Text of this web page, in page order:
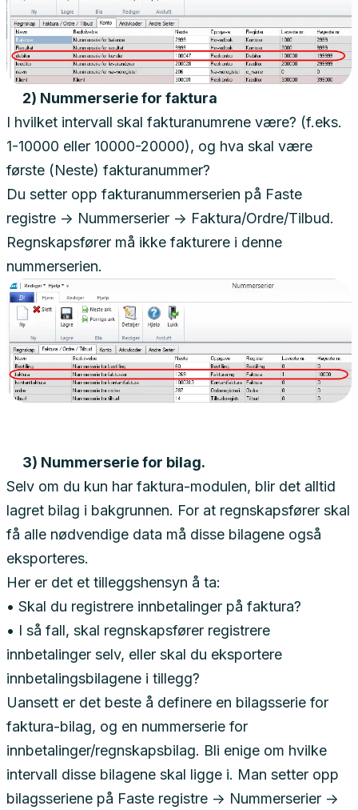
2) Nummerserie for faktura
I hvilket intervall skal fakturanumrene være? (f.eks.
1-10000 eller 10000-20000), og hva skal være
første (Neste) fakturanummer?
Du setter opp fakturanummerserien på Faste
registre -> Nummerserier -> Faktura/Ordre/Tilbud.
Regnskapsfører må ikke fakturere i denne
nummerserien.
3) Nummerserie for bilag.
Selv om du kun har faktura-modulen, blir det alltid
lagret bilag i bakgrunnen. For at regnskapsfører skal
få alle nødvendige data må disse bilagene også
eksporteres.
Her er det et tilleggshensyn å ta:
• Skal du registrere innbetalinger på faktura?
• I så fall, skal regnskapsfører registrere
innbetalinger selv, eller skal du eksportere
innbetalingsbilagene i tillegg?
Uansett er det beste å definere en bilagsserie for
faktura-bilag, og en nummerserie for
innbetalinger/regnskapsbilag. Bli enige om hvilke
intervall disse bilagene skal ligge i. Man setter opp
bilagsseriene på Faste registre -> Nummerserier ->